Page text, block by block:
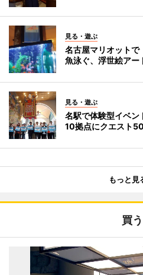
見る・遊ぶ
名古屋マリオット
魚泳ぐ、浮世絵アー
見る・遊ぶ
名駅で体験型イベ
10拠点にクエスト
もっと見
買う